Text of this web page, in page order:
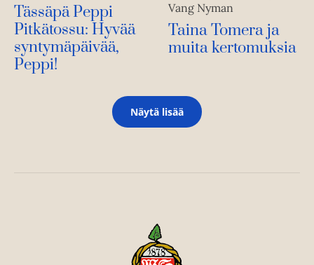
Tässäpä Peppi
Pitkätossu: Hyvää
syntymäpäivää,
Peppi!
Vang Nyman
Taina Tomera ja
muita kertomuksia
Näytä lisää